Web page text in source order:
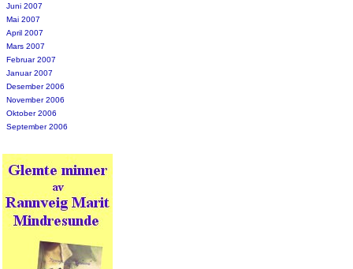
Juni 2007
Mai 2007
April 2007
Mars 2007
Februar 2007
Januar 2007
Desember 2006
November 2006
Oktober 2006
September 2006